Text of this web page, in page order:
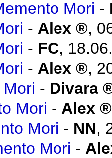
Mori -
- Alex ,
- FC,
- Alex ,
- Divara
Mori - Alex
Mori - NN,
Mori -